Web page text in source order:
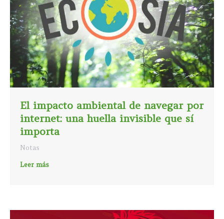
El impacto ambiental de navegar por
internet: una huella invisible que sí
importa
Notas
Leer más